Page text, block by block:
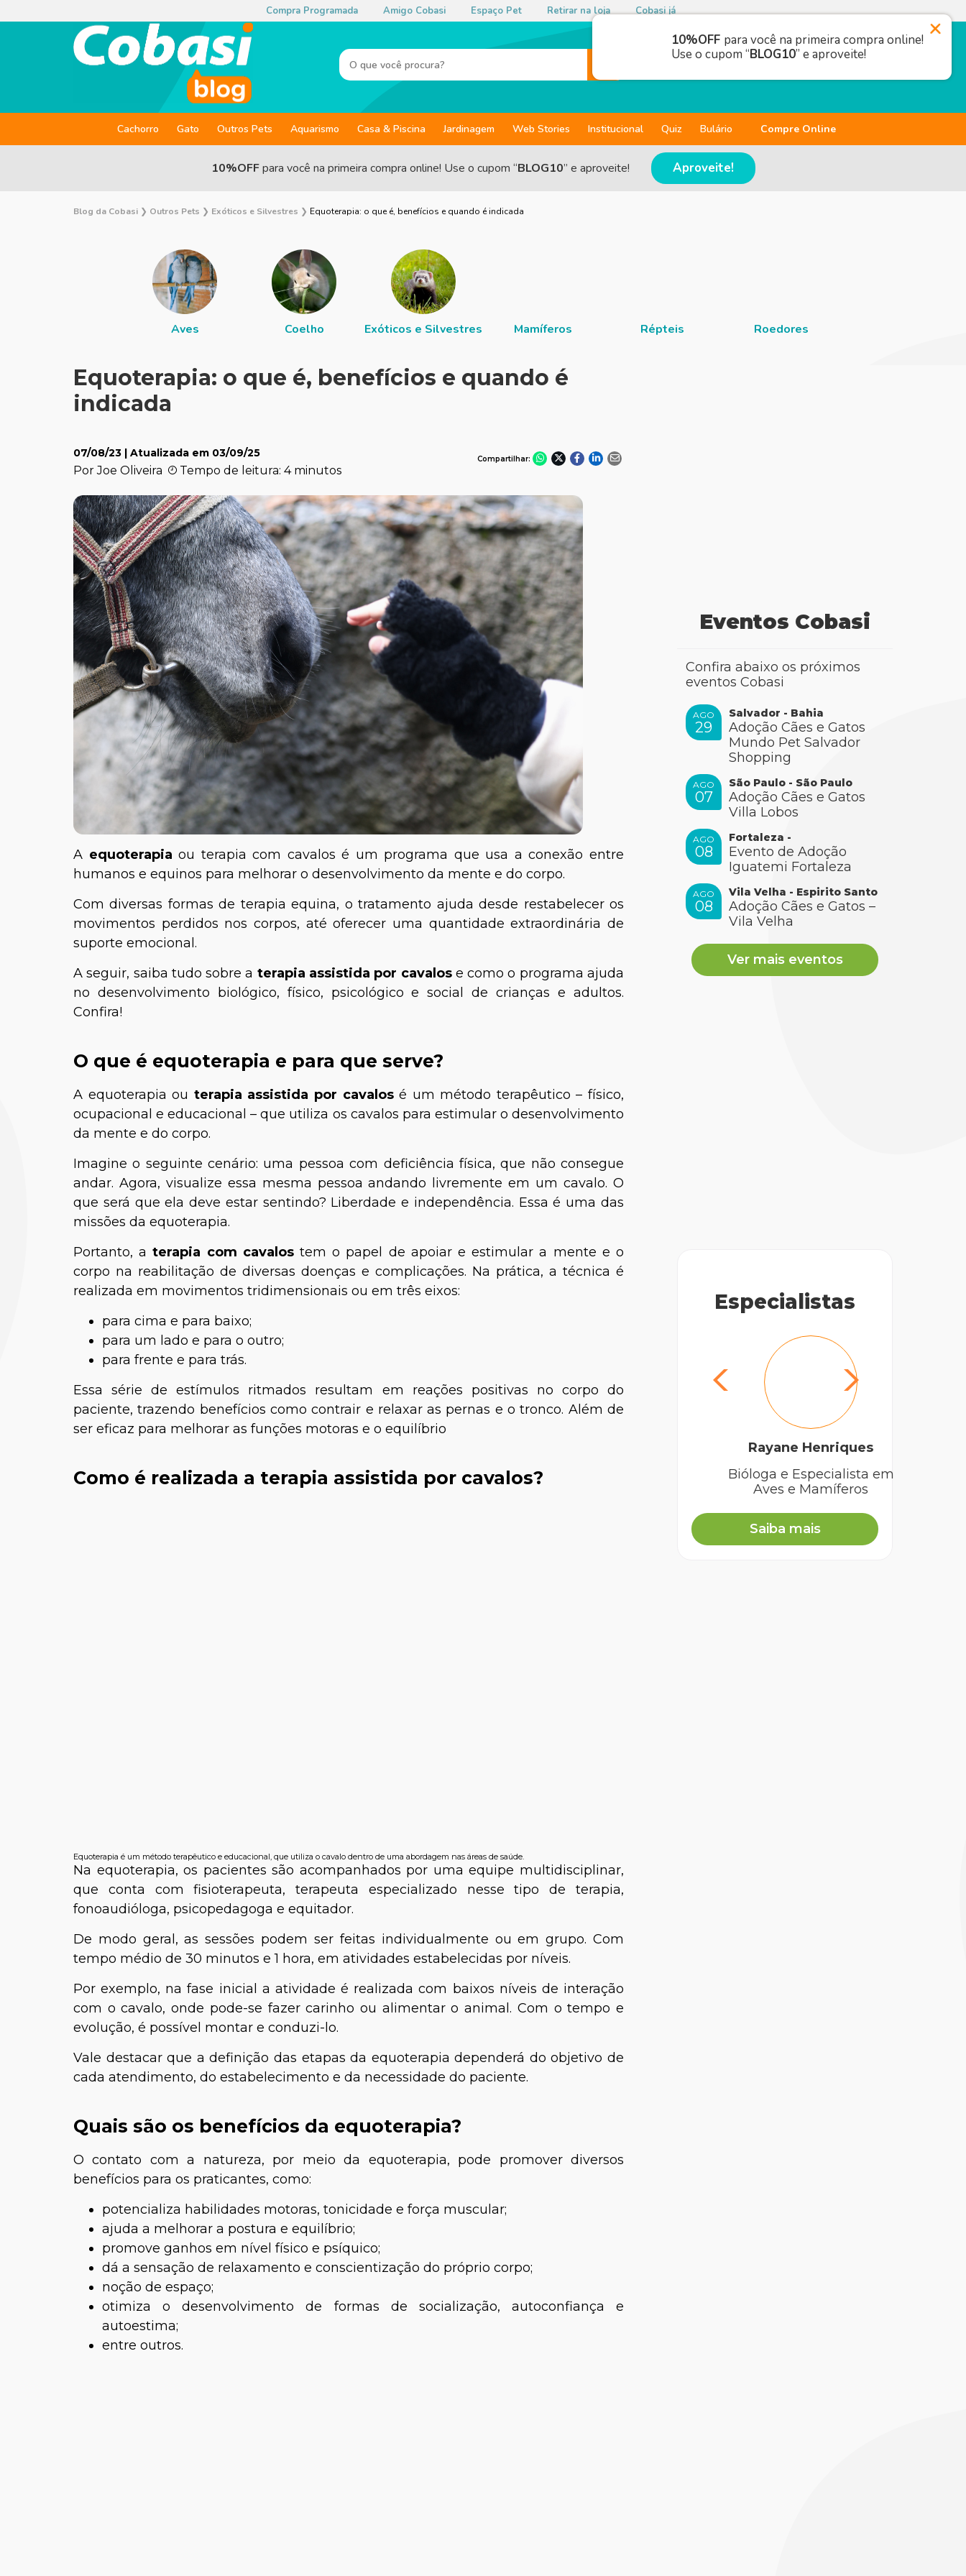
Compra Programada Amigo Cobasi Espaço Pet Retirar na loja Cobasi já
Cachorro Gato Outros Pets Aquarismo Casa & Piscina Jardinagem Web Stories Institucional Quiz Bulário Compre Online
10%OFFpara você na primeira compra online! Use o cupom “BLOG10” e aproveite! Aproveite!
Blog da Cobasi ❯ Outros Pets ❯ Exóticos e Silvestres ❯ Equoterapia: o que é, benefícios e quando é indicada
Aves Coelho Exóticos e Silvestres Mamíferos Répteis Roedores
Equoterapia: o que é, benefícios e quando é
indicada
07/08/23 | Atualizada em 03/09/25
Por Joe Oliveira Tempo de leitura: 4 minutos
Compartilhar:
A equoterapia ou terapia com cavalos é um programa que usa a conexão entre
humanos e equinos para melhorar o desenvolvimento da mente e do corpo.
Com diversas formas de terapia equina, o tratamento ajuda desde restabelecer os
movimentos perdidos nos corpos, até oferecer uma quantidade extraordinária de
suporte emocional.
A seguir, saiba tudo sobre a terapia assistida por cavalose como o programa ajuda
no desenvolvimento biológico, físico, psicológico e social de crianças e adultos.
Confira!
O que é equoterapia e para que serve?
A equoterapia ou terapia assistida por cavalosé um método terapêutico – físico,
ocupacional e educacional – que utiliza os cavalos para estimular o desenvolvimento
da mente e do corpo.
Imagine o seguinte cenário: uma pessoa com deficiência física, que não consegue
andar. Agora, visualize essa mesma pessoa andando livremente em um cavalo. O
que será que ela deve estar sentindo? Liberdade e independência. Essa é uma das
missões da equoterapia.
Portanto, aterapia com cavalostem o papel de apoiar e estimular a mente e o
corpo na reabilitação de diversas doenças e complicações. Na prática, a técnica é
realizada em movimentos tridimensionais ou em três eixos:
para cima e para baixo;
para um lado e para o outro;
para frente e para trás.
Essa série de estímulos ritmados resultam em reações positivas no corpo do
paciente, trazendo benefícios como contrair e relaxar as pernas e o tronco. Além de
ser eficaz para melhorar as funções motoras e o equilíbrio
Como é realizada a terapia assistida por cavalos?
Equoterapia é um método terapêutico e educacional, que utiliza o cavalo dentro de uma abordagem nas áreas de saúde.
Na equoterapia, os pacientes são acompanhados por uma equipe multidisciplinar,
que conta com fisioterapeuta, terapeuta especializado nesse tipo de terapia,
fonoaudióloga, psicopedagoga e equitador.
De modo geral, as sessões podem ser feitas individualmente ou em grupo. Com
tempo médio de 30 minutos e 1 hora, em atividades estabelecidas por níveis.
Por exemplo, na fase inicial a atividade é realizada com baixos níveis de interação
com o cavalo, onde pode-se fazer carinho ou alimentar o animal. Com o tempo e
evolução, é possível montar e conduzi-lo.
Vale destacar que a definição das etapas da equoterapia dependerá do objetivo de
cada atendimento, do estabelecimento e da necessidade do paciente.
Quais são os benefícios da equoterapia?
O contato com a natureza, por meio da equoterapia, pode promover diversos
benefícios para os praticantes, como:
potencializa habilidades motoras, tonicidade e força muscular;
ajuda a melhorar a postura e equilíbrio;
promove ganhos em nível físico e psíquico;
dá a sensação de relaxamento e conscientização do próprio corpo;
noção de espaço;
otimiza o desenvolvimento de formas de socialização, autoconfiança e
autoestima;
entre outros.
Eventos Cobasi
Confira abaixo os próximos
eventos Cobasi
AGO
29
Salvador - Bahia
Adoção Cães e Gatos
Mundo Pet Salvador
Shopping
AGO
07
São Paulo - São Paulo
Adoção Cães e Gatos
Villa Lobos
AGO
08
Fortaleza -
Evento de Adoção
Iguatemi Fortaleza
AGO
08
Vila Velha - Espirito Santo
Adoção Cães e Gatos –
Vila Velha
Ver mais eventos
Especialistas
Dra. Talita Ellen Pastore
Biólogo
Rayane Henriques
Bióloga e Especialista em
Aves e Mamíferos
Saiba mais
10%OFF para você na primeira compra online!
Use o cupom “BLOG10” e aproveite!